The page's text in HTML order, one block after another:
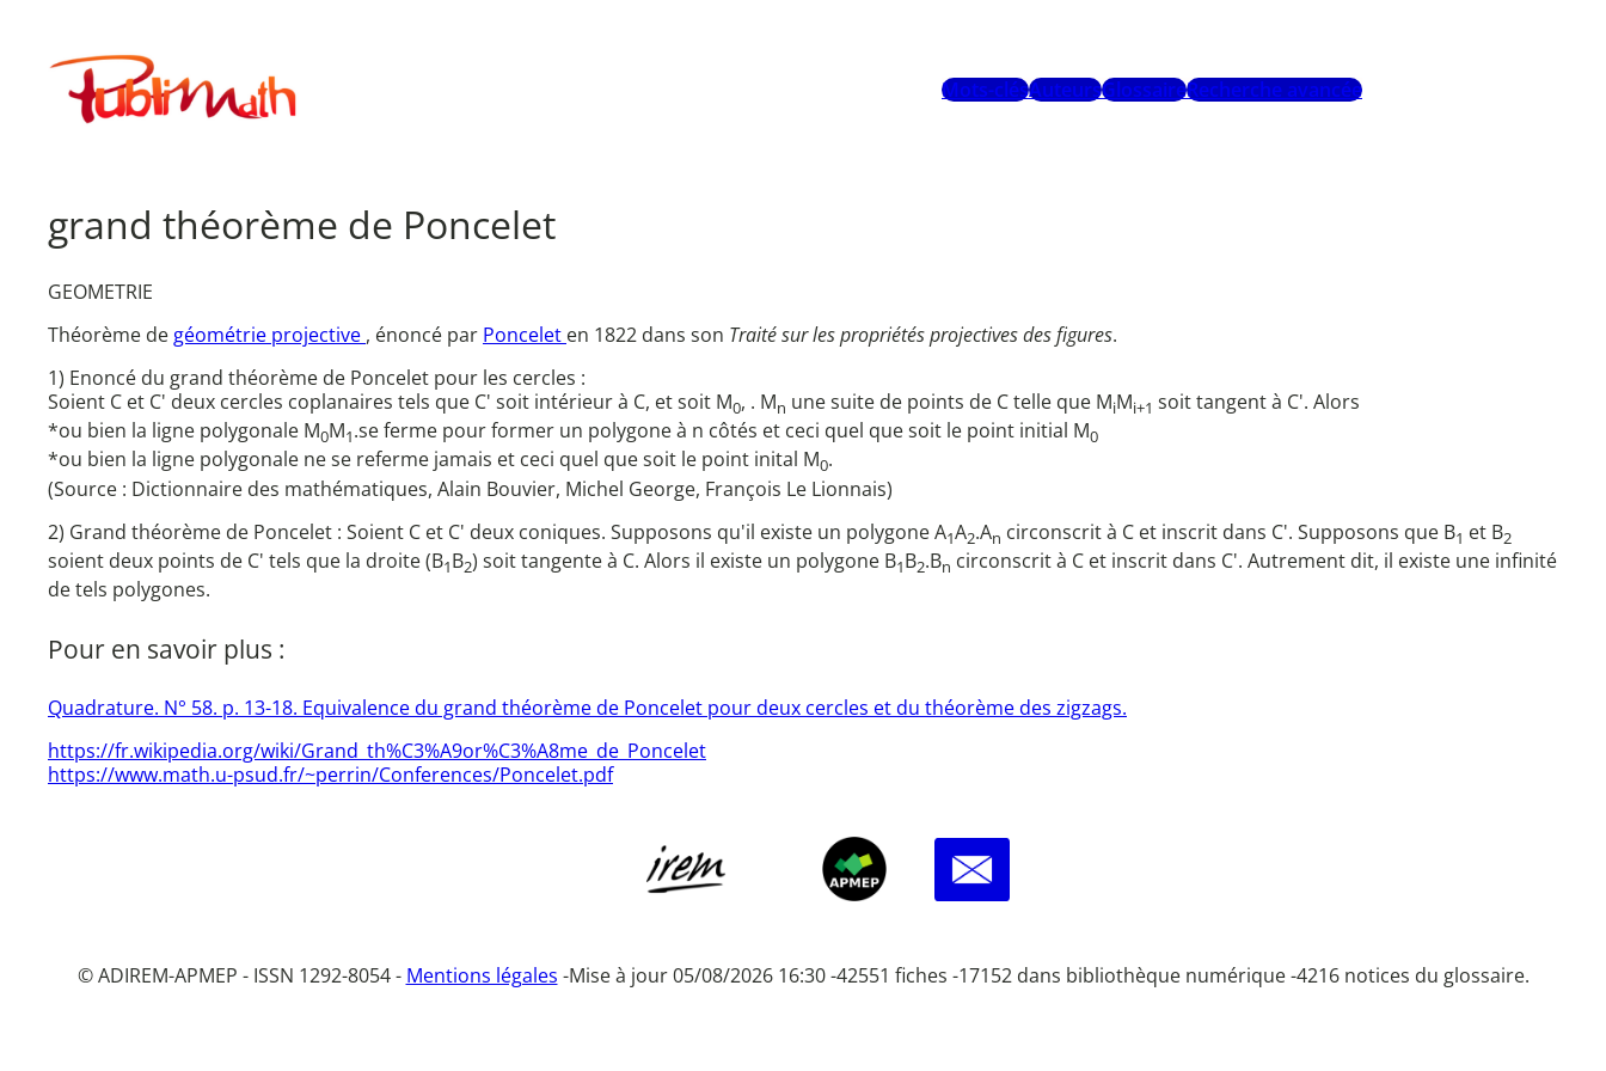
contenuPublimath
Mots-clésAuteursGlossaireRecherche avancée
grand théorème de Poncelet
GEOMETRIE
Théorème de géométrie projective , énoncé par Poncelet en 1822 dans son Traité sur les propriétés projectives des figures.
1) Enoncé du grand théorème de Poncelet pour les cercles :
Soient C et C' deux cercles coplanaires tels que C' soit intérieur à C, et soit M0, . Mn une suite de points de C telle que MiMi+1 soit tangent à C'. Alors
*ou bien la ligne polygonale M0M1.se ferme pour former un polygone à n côtés et ceci quel que soit le point initial M0
*ou bien la ligne polygonale ne se referme jamais et ceci quel que soit le point inital M0.
(Source : Dictionnaire des mathématiques, Alain Bouvier, Michel George, François Le Lionnais)
2) Grand théorème de Poncelet : Soient C et C' deux coniques. Supposons qu'il existe un polygone A1A2.An circonscrit à C et inscrit dans C'. Supposons que B1 et B2
soient deux points de C' tels que la droite (B1B2) soit tangente à C. Alors il existe un polygone B1B2.Bn circonscrit à C et inscrit dans C'. Autrement dit, il existe une infinité
de tels polygones.
Pour en savoir plus :
Quadrature. N° 58. p. 13-18. Equivalence du grand théorème de Poncelet pour deux cercles et du théorème des zigzags.
https://fr.wikipedia.org/wiki/Grand_th%C3%A9or%C3%A8me_de_Poncelet
https://www.math.u-psud.fr/~perrin/Conferences/Poncelet.pdf
© ADIREM-APMEP - ISSN 1292-8054 - Mentions légales -Mise à jour 05/08/2026 16:30 -42551 fiches -17152 dans bibliothèque numérique -4216 notices du glossaire.